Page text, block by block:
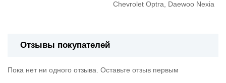
Chevrolet Optra, Daewoo Nexia
Отзывы покупателей
Пока нет ни одного отзыва. Оставьте отзыв первым